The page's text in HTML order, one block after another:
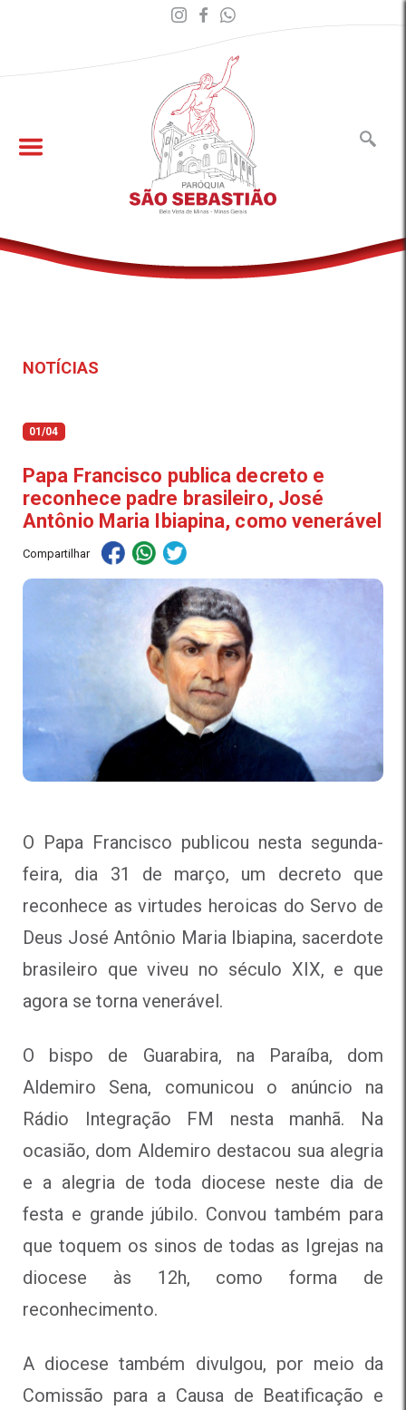
NOTÍCIAS
01/04
Papa Francisco publica decreto e
reconhece padre brasileiro, José
Antônio Maria Ibiapina, como venerável
Compartilhar
O Papa Francisco publicou nesta segunda-
feira, dia 31 de março, um decreto que
reconhece as virtudes heroicas do Servo de
Deus José Antônio Maria Ibiapina, sacerdote
brasileiro que viveu no século XIX, e que
agora se torna venerável.
O bispo de Guarabira, na Paraíba, dom
Aldemiro Sena, comunicou o anúncio na
Rádio Integração FM nesta manhã. Na
ocasião, dom Aldemiro destacou sua alegria
e a alegria de toda diocese neste dia de
festa e grande júbilo. Convou também para
que toquem os sinos de todas as Igrejas na
diocese às 12h, como forma de
reconhecimento.
A diocese também divulgou, por meio da
Comissão para a Causa de Beatificação e